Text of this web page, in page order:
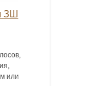
ЗШ
или